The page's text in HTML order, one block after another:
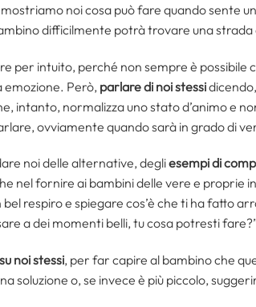
noi cosa può fare quando sente
difficilmente potrà trovare una strada
per intuito, perché non sempre è possibile
Però, parlare di noi stessi
intanto, normalizza uno stato d’animo e
ovviamente quando sarà in grado di
noi delle alternative, degliesempi di
nel fornire ai bambini delle vere e proprie
respiro e spiegare cos’è che ti ha fatto
a dei momenti belli, tu cosa potresti
noi stessi, per far capire al bambino che
soluzione o, se invece è più piccolo,